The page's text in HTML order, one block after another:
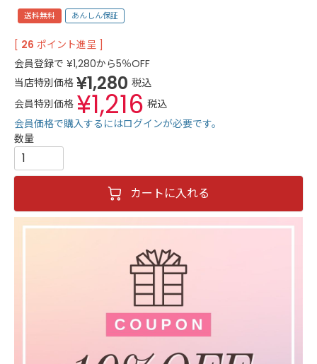
送料無料 あんしん保証
[ 26 ポイント進呈 ]
会員登録で ¥1,280から5％OFF
当店特別価格 ¥1,280 税込
会員特別価格 ¥1,216 税込
会員価格で購入するにはログインが必要です。
カートに入れる